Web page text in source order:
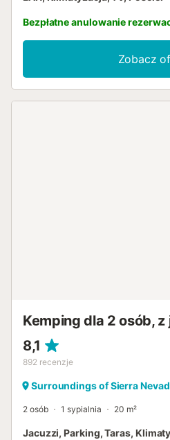
Bezpłatne anulowanie
Zobacz
Kemping dla 2 osób,
8,1
892 recenzje
Surroundings of Sierra
2 osób 1 sypialnia 20 m²
Jacuzzi, Parking, Taras,